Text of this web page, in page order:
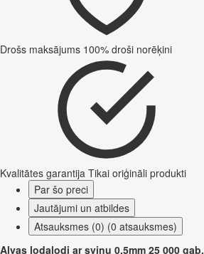
Drošs maksājums 100% droši norēķini
Kvalitātes garantija Tikai oriģināli produkti
Par šo preci
Jautājumi un atbildes
Atsauksmes (0) (0 atsauksmes)
Alvas lodalodi ar svinu 0,5mm 25 000 gab.